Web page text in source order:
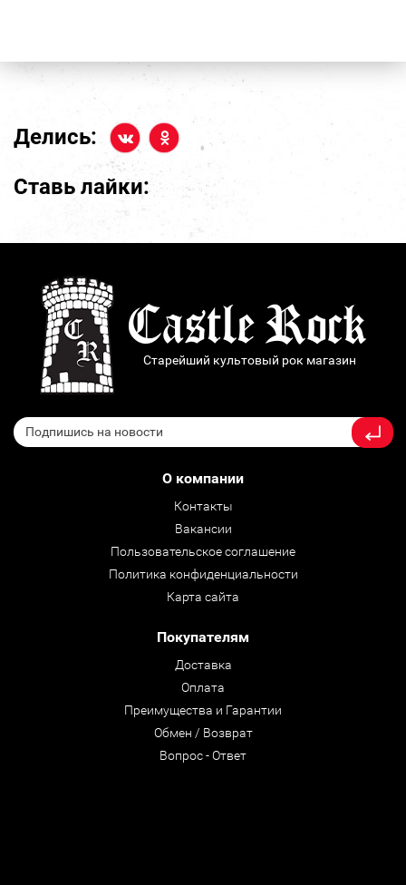
Делись:
Ставь лайки:
Старейший культовый рок магазин
О компании
Контакты
Вакансии
Пользовательское соглашение
Политика конфиденциальности
Карта сайта
Покупателям
Доставка
Оплата
Преимущества и Гарантии
Обмен / Возврат
Вопрос - Ответ